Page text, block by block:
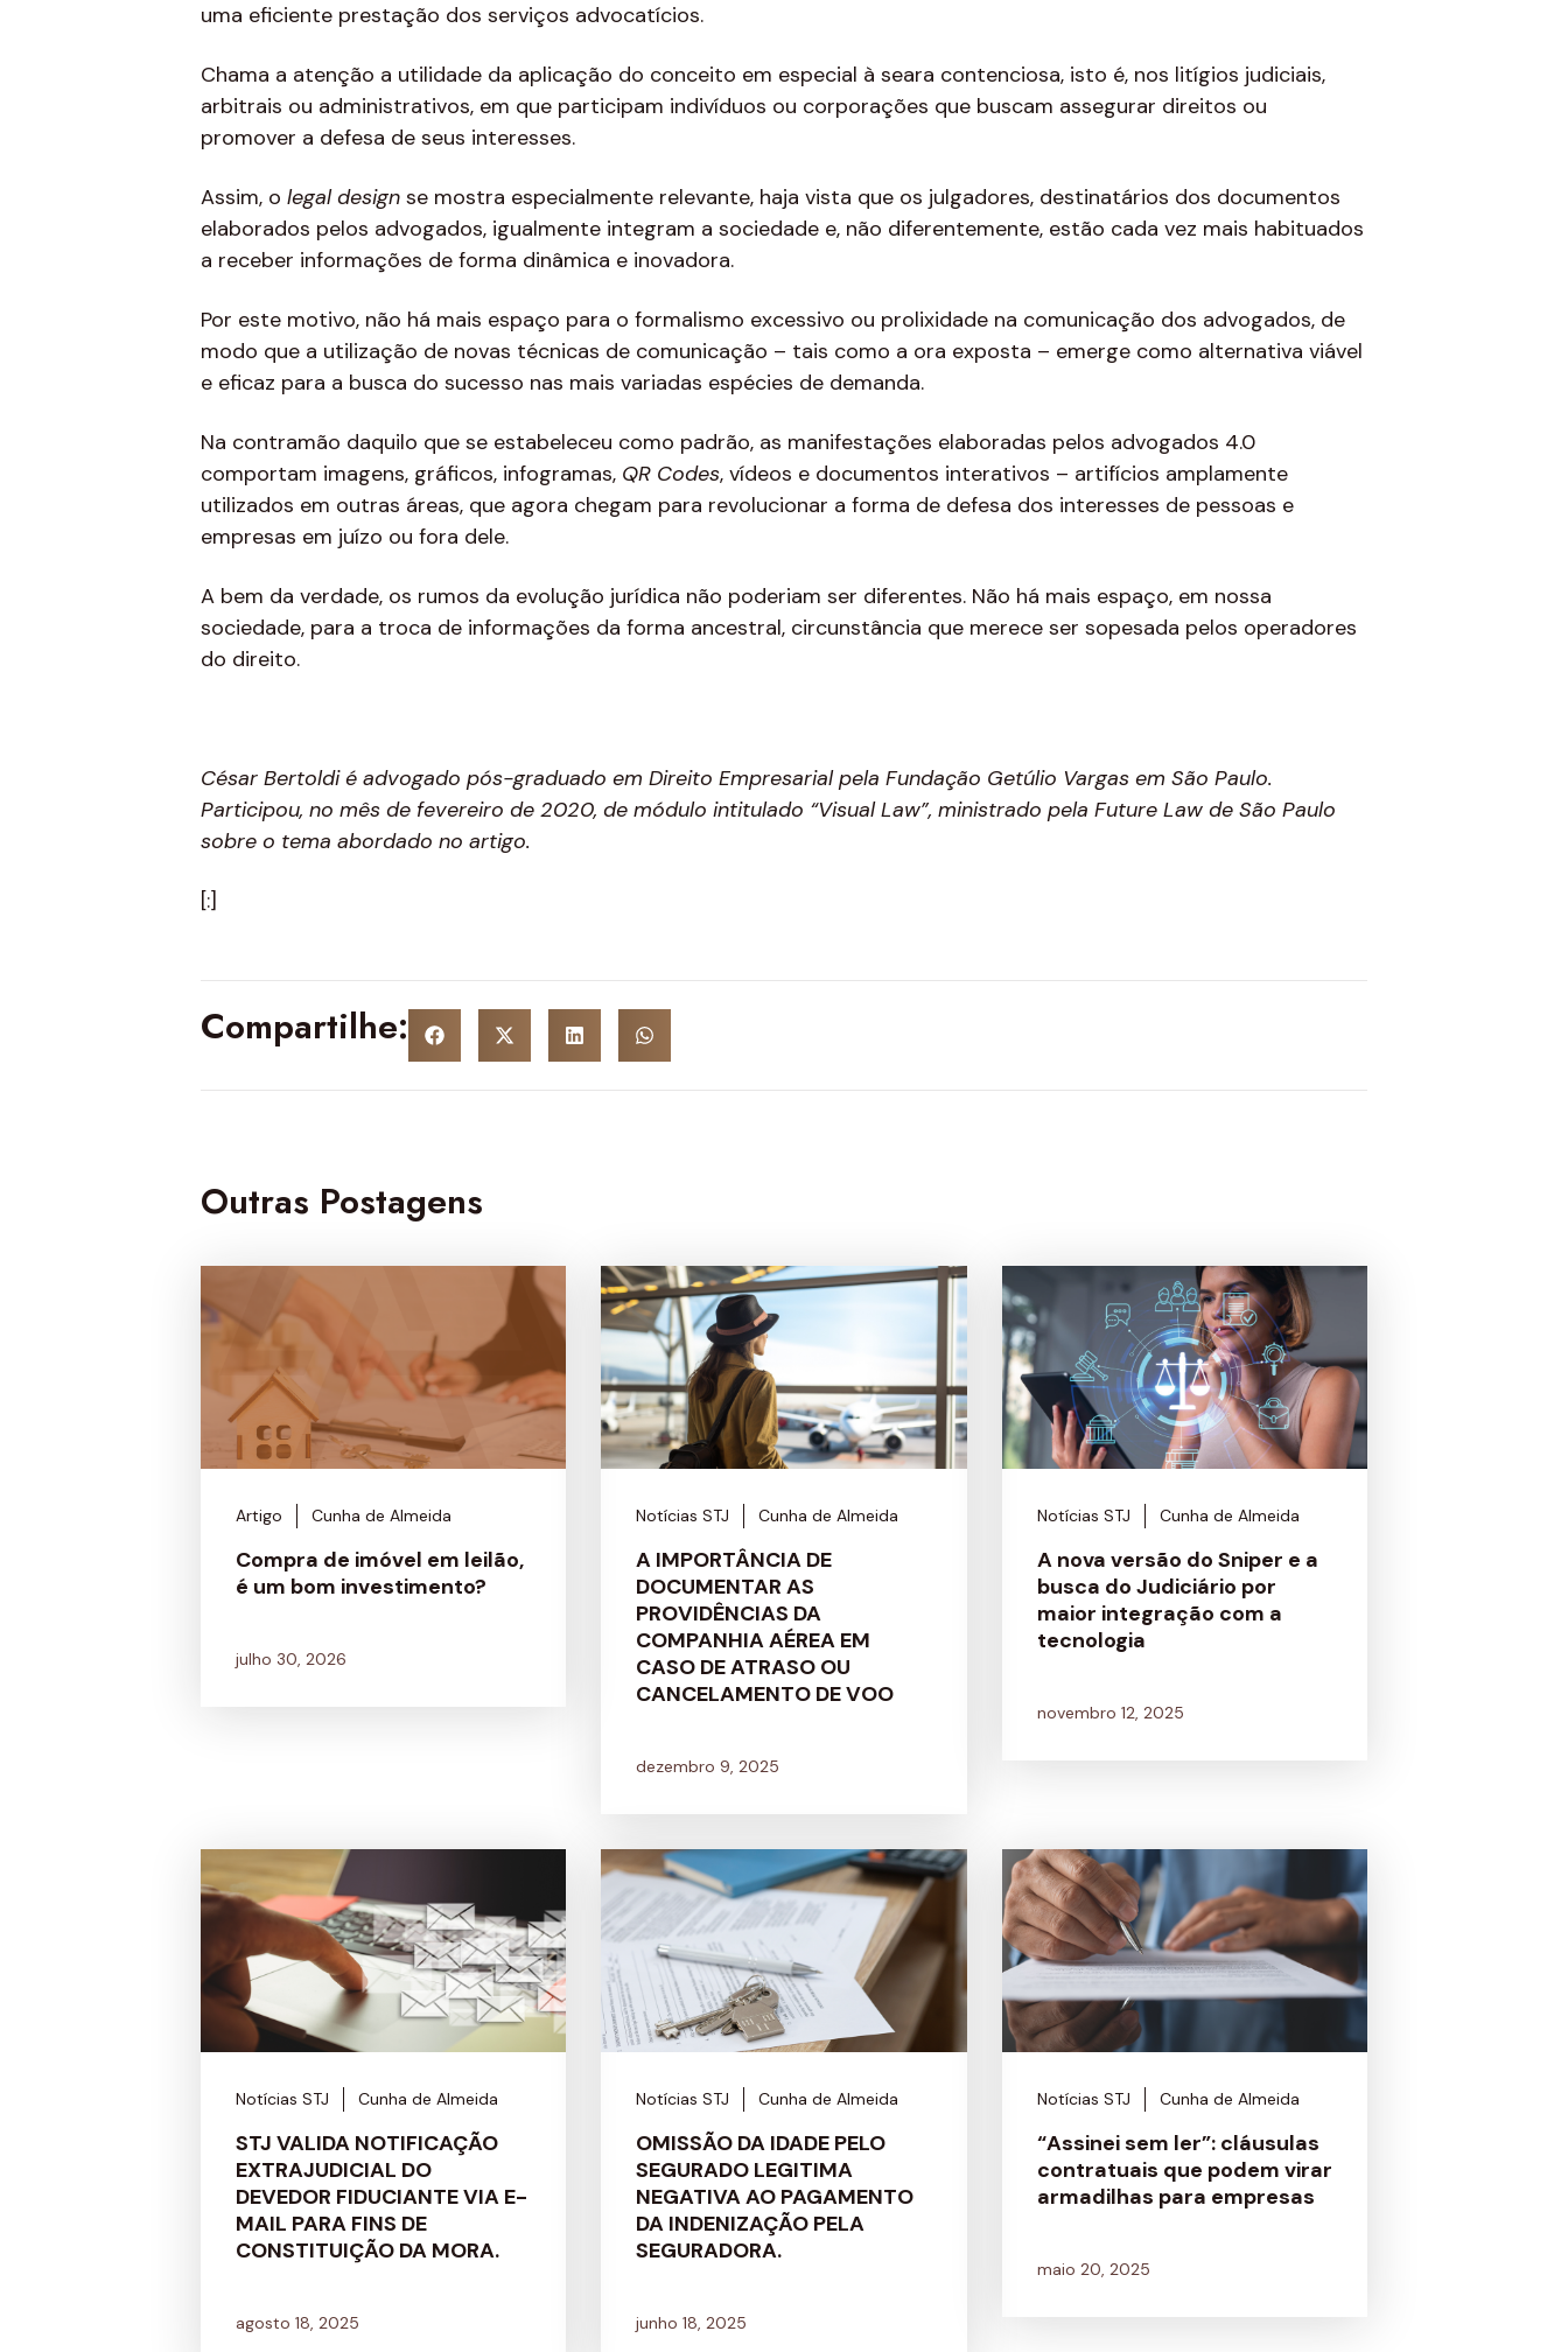
uma eficiente prestação dos serviços advocatícios.
Chama a atenção a utilidade da aplicação do conceito em especial à seara contenciosa, isto é, nos litígios judiciais,
arbitrais ou administrativos, em que participam indivíduos ou corporações que buscam assegurar direitos ou
promover a defesa de seus interesses.
Assim, o legal design se mostra especialmente relevante, haja vista que os julgadores, destinatários dos documentos
elaborados pelos advogados, igualmente integram a sociedade e, não diferentemente, estão cada vez mais habituados
a receber informações de forma dinâmica e inovadora.
Por este motivo, não há mais espaço para o formalismo excessivo ou prolixidade na comunicação dos advogados, de
modo que a utilização de novas técnicas de comunicação – tais como a ora exposta – emerge como alternativa viável
e eficaz para a busca do sucesso nas mais variadas espécies de demanda.
Na contramão daquilo que se estabeleceu como padrão, as manifestações elaboradas pelos advogados 4.0
comportam imagens, gráficos, infogramas, QR Codes, vídeos e documentos interativos – artifícios amplamente
utilizados em outras áreas, que agora chegam para revolucionar a forma de defesa dos interesses de pessoas e
empresas em juízo ou fora dele.
A bem da verdade, os rumos da evolução jurídica não poderiam ser diferentes. Não há mais espaço, em nossa
sociedade, para a troca de informações da forma ancestral, circunstância que merece ser sopesada pelos operadores
do direito.
César Bertoldi é advogado pós-graduado em Direito Empresarial pela Fundação Getúlio Vargas em São Paulo.
Participou, no mês de fevereiro de 2020, de módulo intitulado “Visual Law”, ministrado pela Future Law de São Paulo
sobre o tema abordado no artigo.
[:]
Compartilhe:
Outras Postagens
Artigo Cunha de Almeida
Compra de imóvel em leilão,
é um bom investimento?
julho 30, 2026
Notícias STJ Cunha de Almeida
A IMPORTÂNCIA DE
DOCUMENTAR AS
PROVIDÊNCIAS DA
COMPANHIA AÉREA EM
CASO DE ATRASO OU
CANCELAMENTO DE VOO
dezembro 9, 2025
Notícias STJ Cunha de Almeida
A nova versão do Sniper e a
busca do Judiciário por
maior integração com a
tecnologia
novembro 12, 2025
Notícias STJ Cunha de Almeida
STJ VALIDA NOTIFICAÇÃO
EXTRAJUDICIAL DO
DEVEDOR FIDUCIANTE VIA E-
MAIL PARA FINS DE
CONSTITUIÇÃO DA MORA.
agosto 18, 2025
Notícias STJ Cunha de Almeida
OMISSÃO DA IDADE PELO
SEGURADO LEGITIMA
NEGATIVA AO PAGAMENTO
DA INDENIZAÇÃO PELA
SEGURADORA.
junho 18, 2025
Notícias STJ Cunha de Almeida
“Assinei sem ler”: cláusulas
contratuais que podem virar
armadilhas para empresas
maio 20, 2025